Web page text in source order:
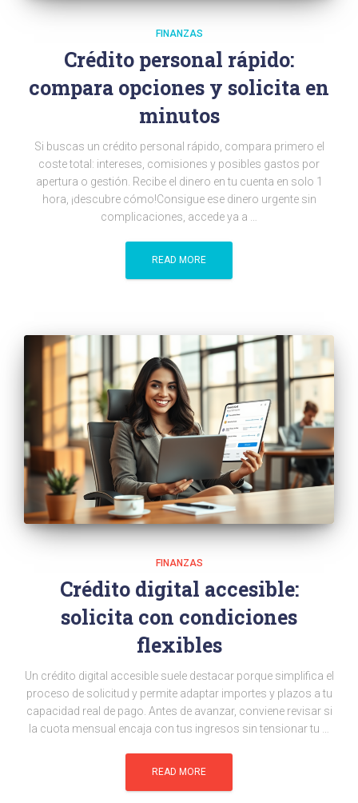
FINANZAS
Crédito personal rápido:
compara opciones y solicita en
minutos
Si buscas un crédito personal rápido, compara primero el
coste total: intereses, comisiones y posibles gastos por
apertura o gestión. Recibe el dinero en tu cuenta en solo 1
hora, ¡descubre cómo!Consigue ese dinero urgente sin
complicaciones, accede ya a …
READ MORE
FINANZAS
Crédito digital accesible:
solicita con condiciones
flexibles
Un crédito digital accesible suele destacar porque simplifica el
proceso de solicitud y permite adaptar importes y plazos a tu
capacidad real de pago. Antes de avanzar, conviene revisar si
la cuota mensual encaja con tus ingresos sin tensionar tu …
READ MORE